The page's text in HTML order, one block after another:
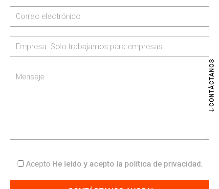
CONTÁCTANOS
Acepto He leído y acepto la política de privacidad.